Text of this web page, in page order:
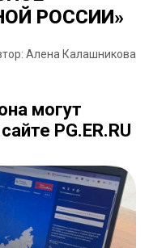
РОССИИ»
Алена Калашникова
могут
PG.ER.RU